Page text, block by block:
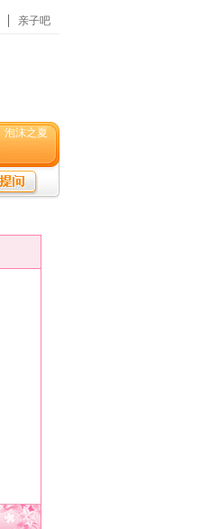
亲子吧
泡沫之夏